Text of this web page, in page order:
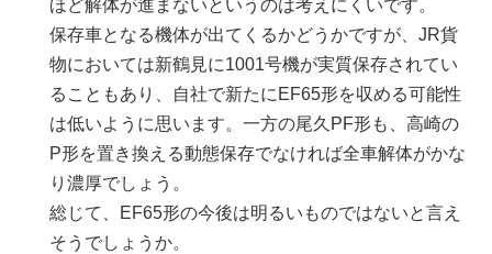
ほど解体が進まないというのは考えにくいです。
保存車となる機体が出てくるかどうかですが、JR貨
物においては新鶴見に1001号機が実質保存されてい
ることもあり、自社で新たにEF65形を収める可能性
は低いように思います。一方の尾久PF形も、高崎の
P形を置き換える動態保存でなければ全車解体がかな
り濃厚でしょう。
総じて、EF65形の今後は明るいものではないと言え
そうでしょうか。